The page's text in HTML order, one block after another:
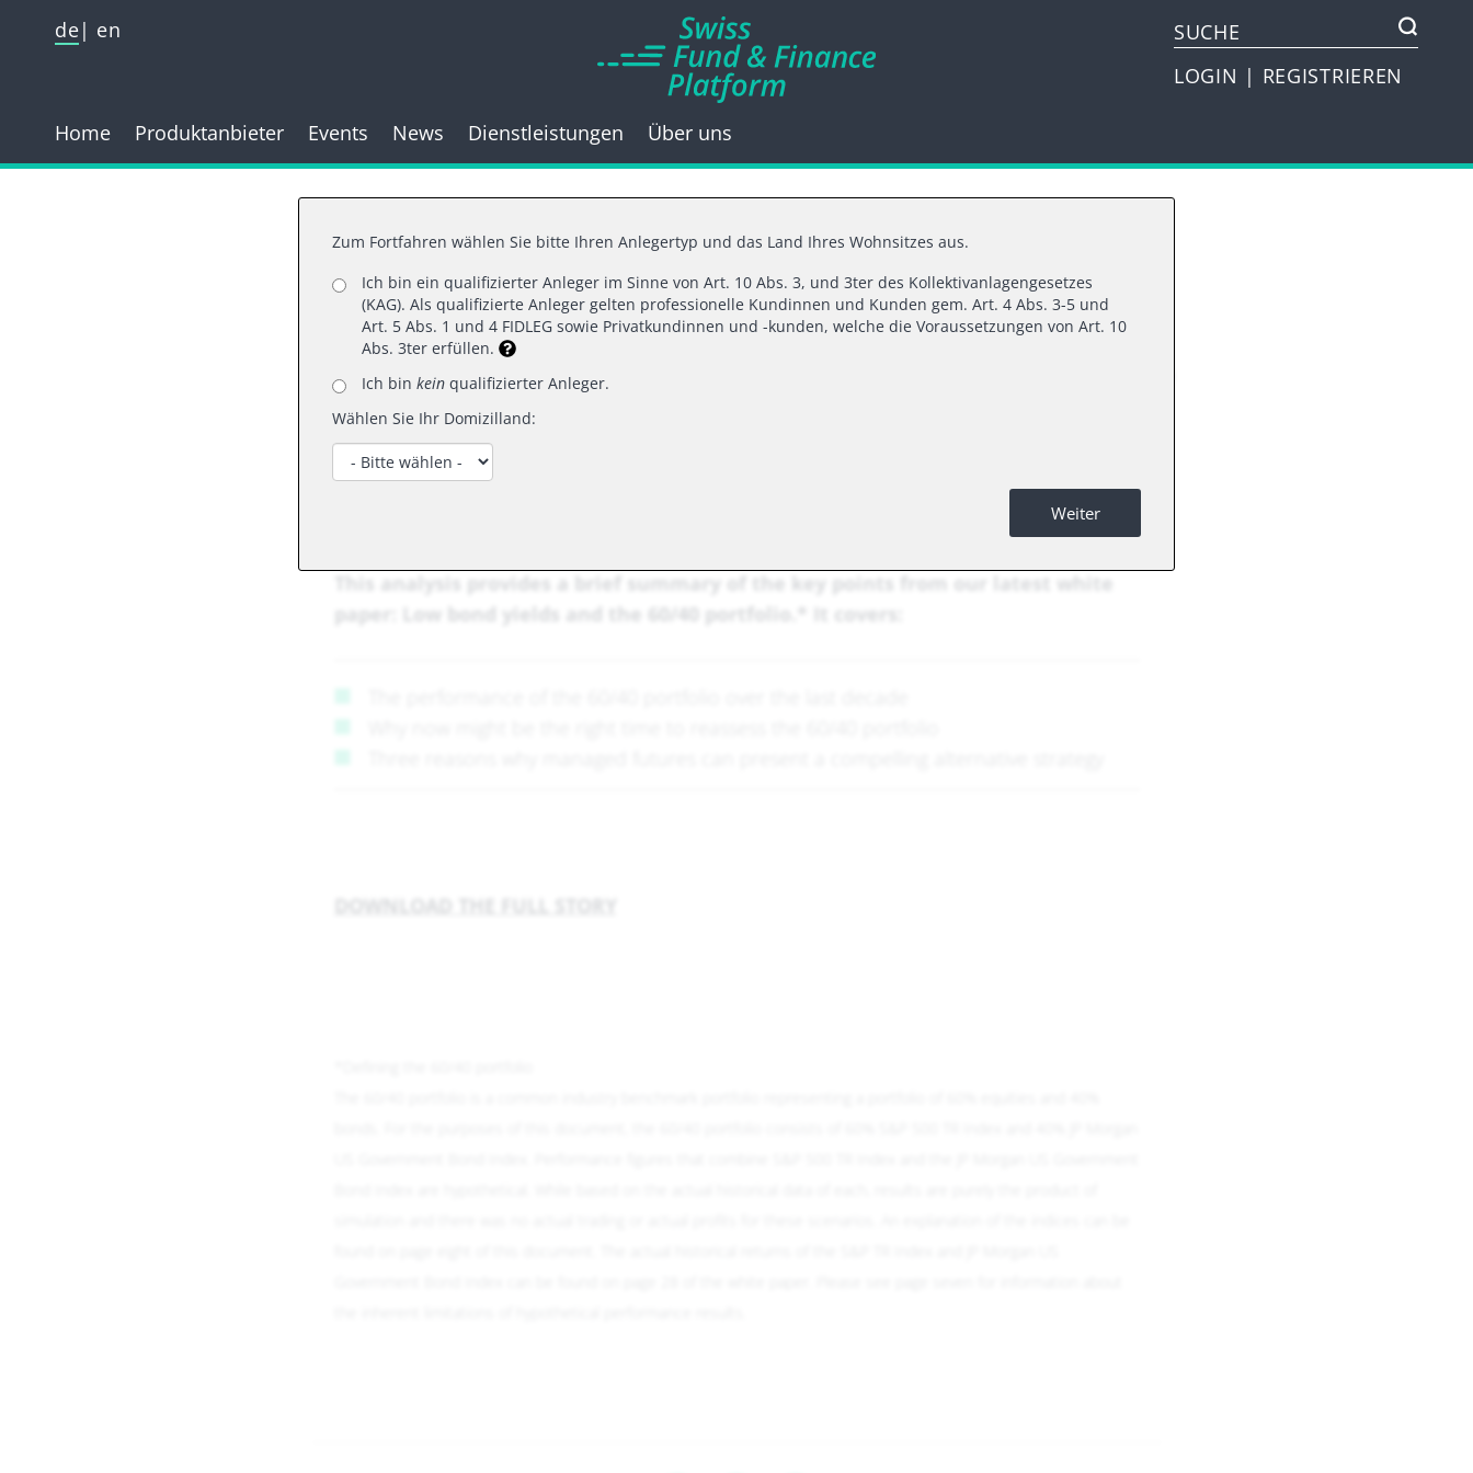
de
en
LOGIN | REGISTRIEREN
Home Produktanbieter Events News Dienstleistungen Über uns
06.05.2021 |SWISS FUND & FINANCE PLATFORM
Why now might be the right time to
reassess the 60/40 portfolio
This analysis provides a brief summary of the key points from our latest white
paper: Low bond yields and the 60/40 portfolio.* It covers:
DOWNLOAD THE FULL STORY
Zum Fortfahren wählen Sie bitte Ihren Anlegertyp und das Land Ihres Wohnsitzes aus.
Ich bin ein qualifizierter Anleger im Sinne von Art. 10 Abs. 3, und 3ter des Kollektivanlagengesetzes
(KAG). Als qualifizierte Anleger gelten professionelle Kundinnen und Kunden gem. Art. 4 Abs. 3-5 und
Art. 5 Abs. 1 und 4 FIDLEG sowie Privatkundinnen und -kunden, welche die Voraussetzungen von Art. 10
Abs. 3ter erfüllen.
Ich bin kein qualifizierter Anleger.
Wählen Sie Ihr Domizilland:
Weiter